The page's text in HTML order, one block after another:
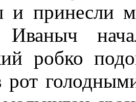
и принесли
Иваныч
робко